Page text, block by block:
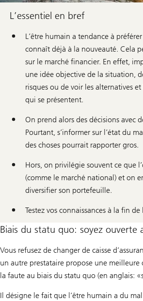
L’essentiel en bref
L’être humain a tendance à préférer
connaît déjà à la nouveauté. Cela
sur le marché financier. En effet,
une idée objective de la situation,
risques ou de voir les alternatives
qui se présentent.
On prend alors des décisions avec
Pourtant, s’informer sur l’état du
des choses pourrait rapporter gros.
Hors, on privilégie souvent ce que
(comme le marché national) et on
diversifier son portefeuille.
Testez vos connaissances à la fin de
Biais du statu quo: soyez ouverte
Vous refusez de changer de caisse
un autre prestataire propose une meilleure
la faute au biais du statu quo (en anglais:
Il désigne le fait que l’être humain a du